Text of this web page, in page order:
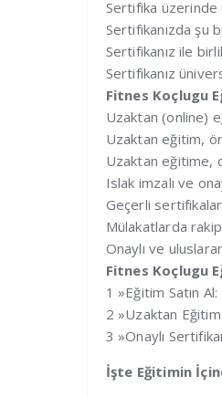
Sertifika üzerinde
Sertifikanızda şu
Sertifikanız ile
Sertifikanız
Fitnes Koçlugu
Uzaktan (online)
Uzaktan eğitim,
Uzaktan eğitime,
Islak imzalı ve
Geçerli
Mülakatlarda
Onaylı ve
Fitnes Koçlugu
1 »Eğitim Satın
2 »Uzaktan
3 »Onaylı
İşte Eğitimin